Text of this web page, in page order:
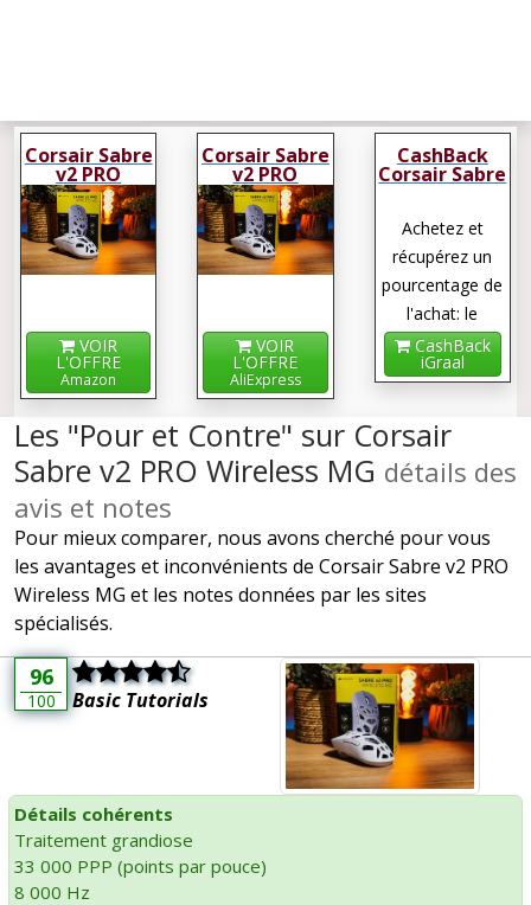
Corsair Sabre
v2 PRO
Wireless MG
VOIR
L'OFFRE
Amazon
Corsair Sabre
v2 PRO
Wireless MG
VOIR
L'OFFRE
AliExpress
CashBack
Corsair Sabre
Achetez et
récupérez un
pourcentage de
l'achat: le
cashback !
CashBack
iGraal
Les "Pour et Contre" sur Corsair
Sabre v2 PRO Wireless MG détails des
avis et notes
Pour mieux comparer, nous avons cherché pour vous
les avantages et inconvénients de Corsair Sabre v2 PRO
Wireless MG et les notes données par les sites
spécialisés.
96
100 Basic Tutorials
Détails cohérents
Traitement grandiose
33 000 PPP (points par pouce)
8 000 Hz